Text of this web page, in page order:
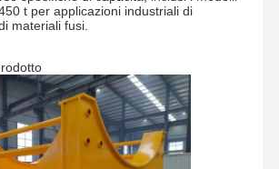
t per applicazioni industriali di
materiali fusi.